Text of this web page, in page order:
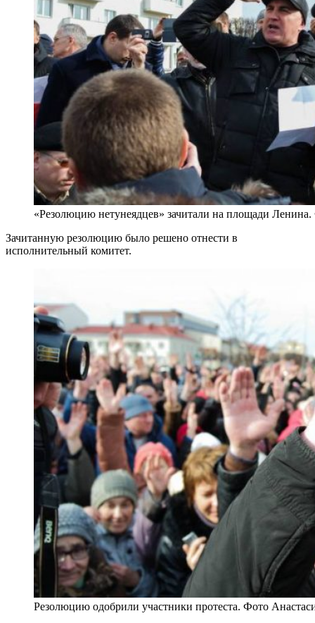
«Резолюцию нетунеядцев» зачитали на площади
Зачитанную резолюцию было решено отнести в
исполнительный комитет.
Резолюцию одобрили участники протеста. Фото